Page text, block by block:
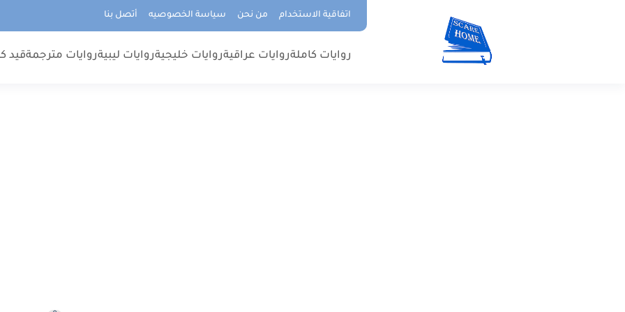
اتفاقية الاستخدام من نحن سياسة الخصوصيه أتصل بنا
روايات كاملةروايات عراقيةروايات خليجيةروايات ليبيةروايات مترجمةقيد